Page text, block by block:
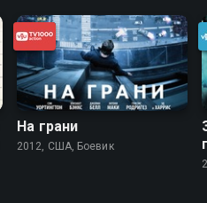
На грани
2012, США, Боевик